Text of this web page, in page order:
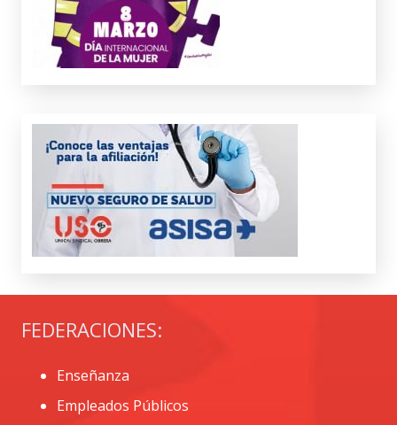
FEDERACIONES:
Enseñanza
Empleados Públicos